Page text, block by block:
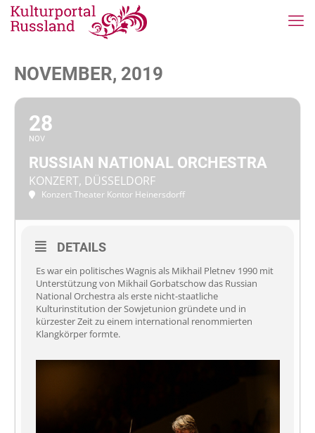
NOVEMBER, 2019
28
NOV
RUSSIAN NATIONAL ORCHESTRA
KONZERT, DÜSSELDORF
Konzert Theater Kontor Heinersdorff
DETAILS
Es war ein politisches Wagnis als Mikhail Pletnev 1990 mit
Unterstützung von Mikhail Gorbatschow das Russian
National Orchestra als erste nicht-staatliche
Kulturinstitution der Sowjetunion gründete und in
kürzester Zeit zu einem international renommierten
Klangkörper formte.